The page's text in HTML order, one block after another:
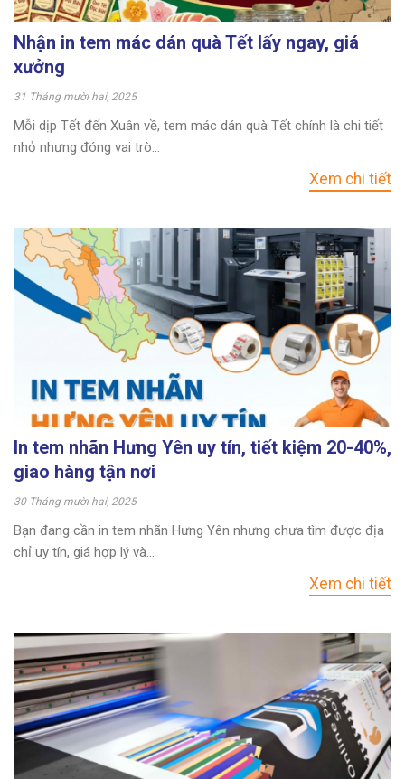
Nhận in tem mác dán quà Tết lấy ngay, giá
xưởng
31 Tháng mười hai, 2025
Mỗi dịp Tết đến Xuân về, tem mác dán quà Tết chính là chi tiết
nhỏ nhưng đóng vai trò...
Xem chi tiết
In tem nhãn Hưng Yên uy tín, tiết kiệm 20-40%,
giao hàng tận nơi
30 Tháng mười hai, 2025
Bạn đang cần in tem nhãn Hưng Yên nhưng chưa tìm được địa
chỉ uy tín, giá hợp lý và...
Xem chi tiết